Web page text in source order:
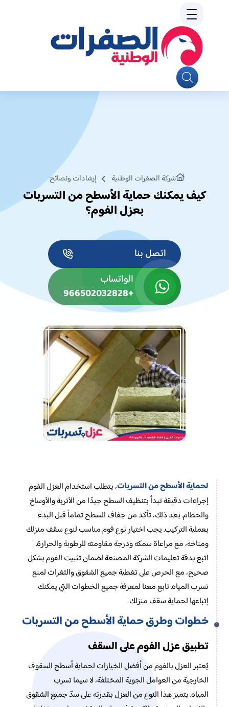
شركة الصفرات الوطنية إرشادات ونصائح
كيف يمكنك حماية الأسطح من التسربات
بعزل الفوم؟
اتصل بنا
الواتساب
+966502032828
لحماية الأسطح من التسربات، يتطلب استخدام العزل الفوم
إجراءات دقيقة تبدأ بتنظيف السطح جيدًا من الأتربة والأوساخ
والحطام. بعد ذلك، تأكد من جفاف السطح تماماً قبل البدء
بعملية التركيب. يجب اختيار نوع فوم مناسب لنوع سقف منزلك
ومناخه، مع مراعاة سمكه ودرجة مقاومته للرطوبة والحرارة.
اتبع بدقة تعليمات الشركة المصنعة لضمان تثبيت الفوم بشكل
صحيح، مع الحرص على تغطية جميع الشقوق والثغرات لمنع
تسرب المياه. تابع معنا لمعرفة جميع الخطوات التي يمكنك
إتباعها لحماية سقف منزلك.
خطوات وطرق حماية الأسطح من التسربات
تطبيق عزل الفوم على السقف
يُعتبر العزل بالفوم من أفضل الخيارات لحماية أسطح السقوف
الخارجية من العوامل الجوية المختلفة، لا سيما تسرب
المياه. يتميز هذا النوع من العزل بقدرته على سدّ جميع الشقوق